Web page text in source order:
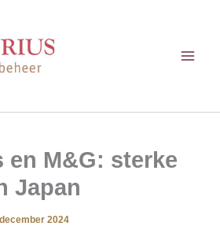
en M&G: sterke
Japan
2024